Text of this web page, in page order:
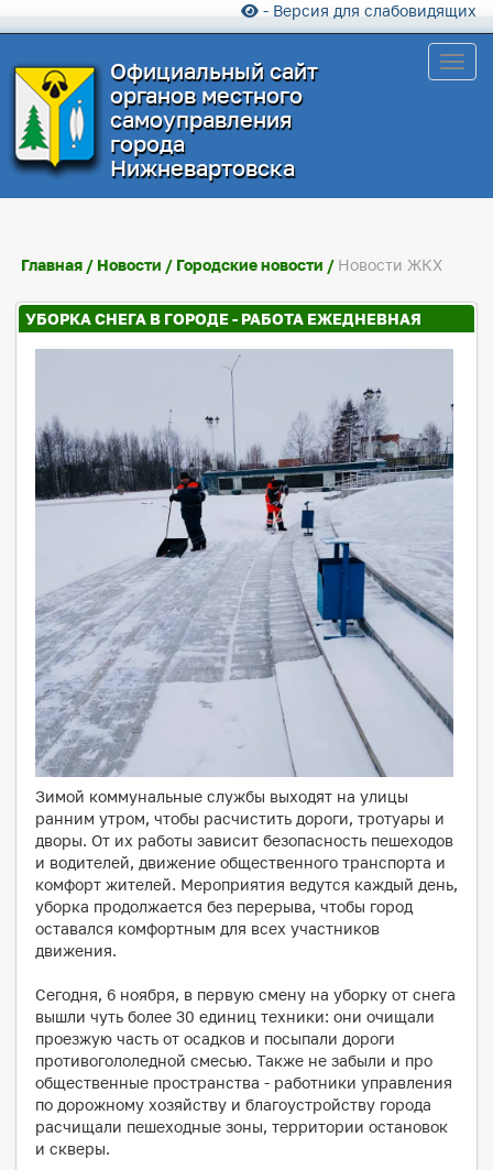
- Версия для слабовидящих
Официальный сайт
органов местного
самоуправления
города
Нижневартовска
Главная / Новости / Городские новости / Новости ЖКХ
УБОРКА СНЕГА В ГОРОДЕ - РАБОТА ЕЖЕДНЕВНАЯ
Зимой коммунальные службы выходят на улицы
ранним утром, чтобы расчистить дороги, тротуары и
дворы. От их работы зависит безопасность пешеходов
и водителей, движение общественного транспорта и
комфорт жителей. Мероприятия ведутся каждый день,
уборка продолжается без перерыва, чтобы город
оставался комфортным для всех участников
движения.
Сегодня, 6 ноября, в первую смену на уборку от снега
вышли чуть более 30 единиц техники: они очищали
проезжую часть от осадков и посыпали дороги
противогололедной смесью. Также не забыли и про
общественные пространства - работники управления
по дорожному хозяйству и благоустройству города
расчищали пешеходные зоны, территории остановок
и скверы.